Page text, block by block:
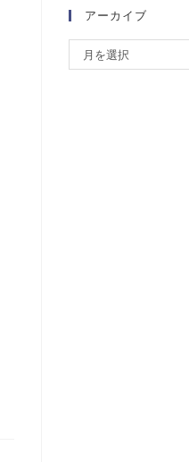
アーカイブ
月を選択